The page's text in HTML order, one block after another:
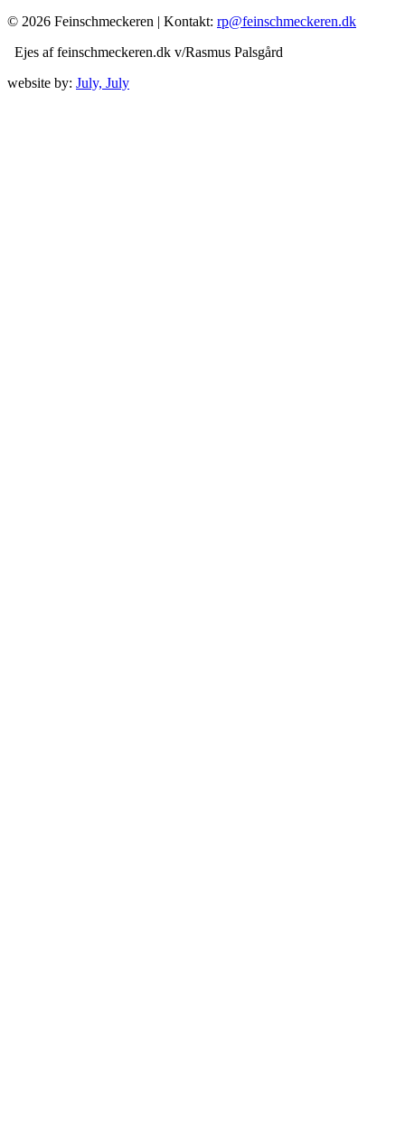
© 2026 Feinschmeckeren | Kontakt: rp@feinschmeckeren.dk
Ejes af feinschmeckeren.dk v/Rasmus Palsgård
website by: July, July